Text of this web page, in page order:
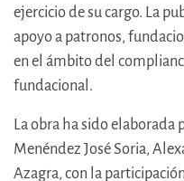
ejercicio de su cargo. La
apoyo a patronos,
en el ámbito del
fundacional.
La obra ha sido elaborada
Menéndez José Soria,
Azagra, con la